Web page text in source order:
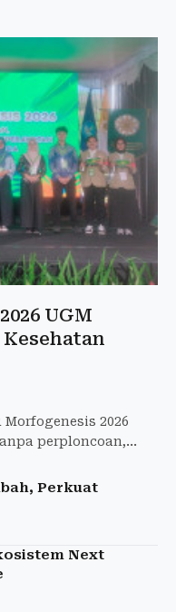
UGM
Morfogenesis 2026
perploncoan,
Perkuat
Next